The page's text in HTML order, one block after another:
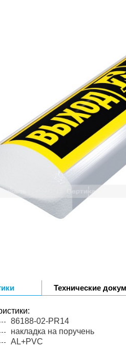
Технические
86188-02-PR14
накладка на поручень
AL+PVC